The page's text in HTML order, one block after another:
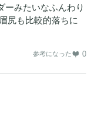
ーみたいなふんわり
尻も比較的落ちに
参考になった 0